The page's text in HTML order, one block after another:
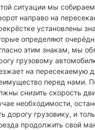
ситуации мы
направо на
установлены
определяют
этим знакам, мы
грузовому
на пересекаемую
перед нами.
снизить скорость
необходимости,
дорогу грузовику, и
продолжить свой